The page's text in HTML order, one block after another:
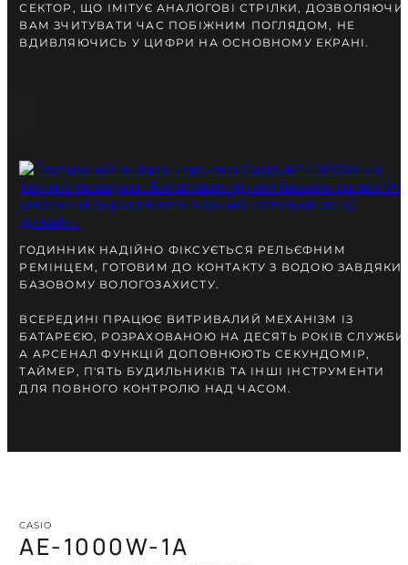
СЕКТОР, ЩО ІМІТУЄ АНАЛОГОВІ СТРІЛКИ, ДОЗВОЛЯЮЧИ
ВАМ ЗЧИТУВАТИ ЧАС ПОБІЖНИМ ПОГЛЯДОМ, НЕ
ВДИВЛЯЮЧИСЬ У ЦИФРИ НА ОСНОВНОМУ ЕКРАНІ.
ГОДИННИК НАДІЙНО ФІКСУЄТЬСЯ РЕЛЬЄФНИМ
РЕМІНЦЕМ, ГОТОВИМ ДО КОНТАКТУ З ВОДОЮ ЗАВДЯКИ
БАЗОВОМУ ВОЛОГОЗАХИСТУ.
ВСЕРЕДИНІ ПРАЦЮЄ ВИТРИВАЛИЙ МЕХАНІЗМ ІЗ
БАТАРЕЄЮ, РОЗРАХОВАНОЮ НА ДЕСЯТЬ РОКІВ
А АРСЕНАЛ ФУНКЦІЙ ДОПОВНЮЮТЬ СЕКУНДОМІР,
ТАЙМЕР, П'ЯТЬ БУДИЛЬНИКІВ ТА ІНШІ ІНСТРУМЕНТИ
ДЛЯ ПОВНОГО КОНТРОЛЮ НАД ЧАСОМ.
CASIO
AE-1000W-1A